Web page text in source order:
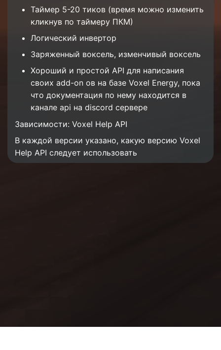
Таймер 5-20 тиков (время можно изменить
кликнув по таймеру ПКМ)
Логический инвертор
Заряженный воксель, изменчивый воксель
Хороший и простой API для написания
своих add-on ов на базе Voxel Energy, пока
что документация по нему находится в
канале api на discord сервере
Зависимости: Voxel Help API
В каждой версии указано, какую версию Voxel
Help API следует использовать